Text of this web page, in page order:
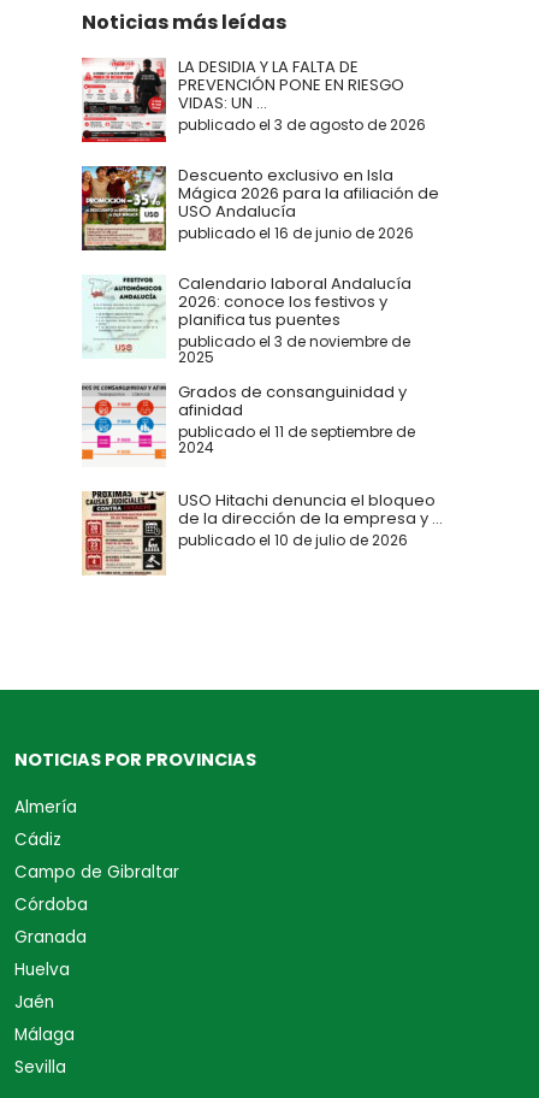
Noticias más leídas
LA DESIDIA Y LA FALTA DE
PREVENCIÓN PONE EN RIESGO
VIDAS: UN ...
publicado el 3 de agosto de 2026
Descuento exclusivo en Isla
Mágica 2026 para la afiliación de
USO Andalucía
publicado el 16 de junio de 2026
Calendario laboral Andalucía
2026: conoce los festivos y
planifica tus puentes
publicado el 3 de noviembre de
2025
Grados de consanguinidad y
afinidad
publicado el 11 de septiembre de
2024
USO Hitachi denuncia el bloqueo
de la dirección de la empresa y ...
publicado el 10 de julio de 2026
NOTICIAS POR PROVINCIAS
Almería
Cádiz
Campo de Gibraltar
Córdoba
Granada
Huelva
Jaén
Málaga
Sevilla